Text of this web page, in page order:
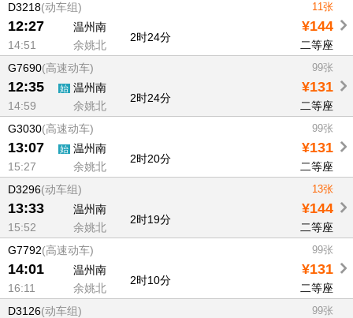
D3218(动车组) 11张
12:27 温州南 ¥144
2时24分
14:51 余姚北
二等座
G7690(高速动车) 99张
12:35 始 温州南 ¥131
2时24分
14:59 余姚北
二等座
G3030(高速动车) 99张
13:07 始 温州南 ¥131
2时20分
15:27 余姚北
二等座
D3296(动车组) 13张
13:33 温州南 ¥144
2时19分
15:52 余姚北
二等座
G7792(高速动车) 99张
14:01 温州南 ¥131
2时10分
16:11 余姚北
二等座
D3126(动车组) 99张